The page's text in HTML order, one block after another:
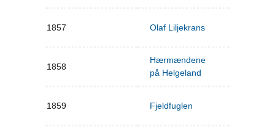
1857 Olaf Liljekrans
1858
Hærmændene
på Helgeland
1859 Fjeldfuglen